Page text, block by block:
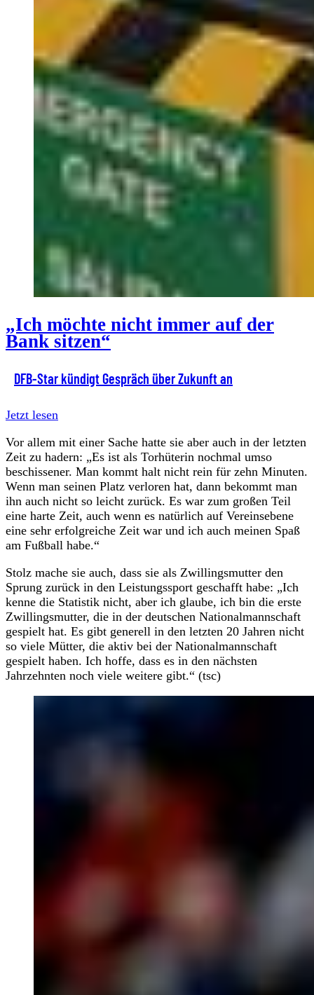
„Ich möchte nicht immer auf der
Bank sitzen“
DFB-Star kündigt Gespräch über Zukunft an
Jetzt lesen
Vor allem mit einer Sache hatte sie aber auch in der letzten
Zeit zu hadern: „Es ist als Torhüterin nochmal umso
beschissener. Man kommt halt nicht rein für zehn Minuten.
Wenn man seinen Platz verloren hat, dann bekommt man
ihn auch nicht so leicht zurück. Es war zum großen Teil
eine harte Zeit, auch wenn es natürlich auf Vereinsebene
eine sehr erfolgreiche Zeit war und ich auch meinen Spaß
am Fußball habe.“
Stolz mache sie auch, dass sie als Zwillingsmutter den
Sprung zurück in den Leistungssport geschafft habe: „Ich
kenne die Statistik nicht, aber ich glaube, ich bin die erste
Zwillingsmutter, die in der deutschen Nationalmannschaft
gespielt hat. Es gibt generell in den letzten 20 Jahren nicht
so viele Mütter, die aktiv bei der Nationalmannschaft
gespielt haben. Ich hoffe, dass es in den nächsten
Jahrzehnten noch viele weitere gibt.“ (tsc)